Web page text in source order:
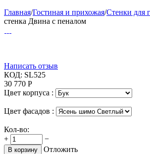
Главная/Гостиная и прихожая/Стенки для
стенка Двина с пеналом
Написать отзыв
КОД: SL525
30 770 Р
Цвет корпуса :
Цвет фасадов :
Кол-во:
+
−
В корзину
Отложить